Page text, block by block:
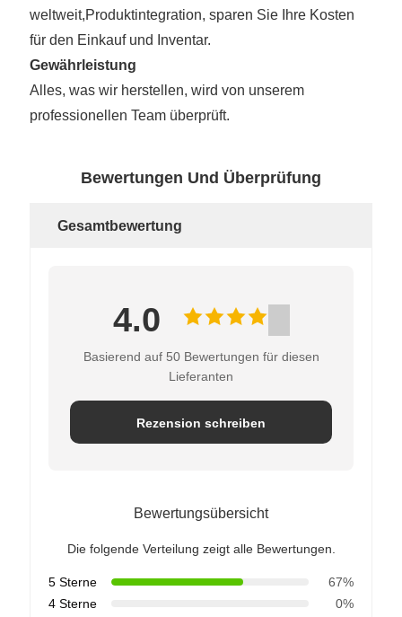
weltweit,Produktintegration, sparen Sie Ihre Kosten
für den Einkauf und Inventar.
Gewährleistung
Alles, was wir herstellen, wird von unserem
professionellen Team überprüft.
Bewertungen Und Überprüfung
Gesamtbewertung
4.0
Basierend auf 50 Bewertungen für diesen
Lieferanten
Rezension schreiben
Bewertungsübersicht
Die folgende Verteilung zeigt alle Bewertungen.
5 Sterne
67%
4 Sterne
0%